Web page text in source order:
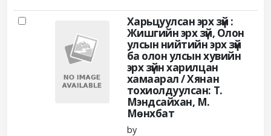
Харьцуулсан эрх зүй :
Жишгийн эрх зүй, Олон
улсын нийтийн эрх зүй
ба олон улсын хувийн
эрх зүйн харилцан
хамаарал /Хянан
тохиолдуулсан: Т.
Мэндсайхан, М.
Мөнхбат
by